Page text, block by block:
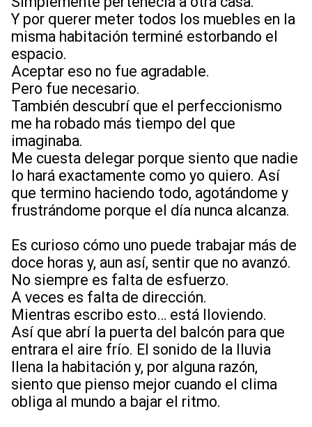
Y por querer meter todos los muebles en la
misma habitación terminé estorbando el
espacio.
Aceptar eso no fue agradable.
Pero fue necesario.
También descubrí que el perfeccionismo
me ha robado más tiempo del que
imaginaba.
Me cuesta delegar porque siento que nadie
lo hará exactamente como yo quiero. Así
que termino haciendo todo, agotándome y
frustrándome porque el día nunca alcanza.
Es curioso cómo uno puede trabajar más de
doce horas y, aun así, sentir que no avanzó.
No siempre es falta de esfuerzo.
A veces es falta de dirección.
Mientras escribo esto… está lloviendo.
Así que abrí la puerta del balcón para que
entrara el aire frío. El sonido de la lluvia
llena la habitación y, por alguna razón,
siento que pienso mejor cuando el clima
obliga al mundo a bajar el ritmo.